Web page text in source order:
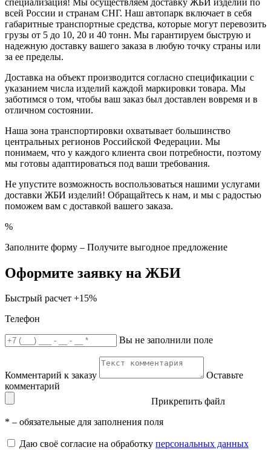
всей России и странам СНГ. Наш автопарк включает в себя
габаритные транспортные средства, которые могут перевозить
грузы от 5 до 10, 20 и 40 тонн. Мы гарантируем быструю и
надежную доставку вашего заказа в любую точку страны или
за ее пределы.
Доставка на объект производится согласно спецификации с
указанием числа изделий каждой маркировки товара. Мы
заботимся о том, чтобы ваш заказ был доставлен вовремя и в
отличном состоянии.
Наша зона транспортировки охватывает большинство
центральных регионов Российской Федерации. Мы
понимаем, что у каждого клиента свои потребности, поэтому
мы готовы адаптироваться под ваши требования.
Не упустите возможность воспользоваться нашими услугами
доставки ЖБИ изделий! Обращайтесь к нам, и мы с радостью
поможем вам с доставкой вашего заказа.
%
Заполните форму – Получите выгодное предложение
Оформите заявку на ЖБИ
Быстрый расчет +15%
Телефон
Вы не заполнили поле
Комментарий к заказу
Оставьте
комментарий
Прикрепить файл
* – обязательные для заполнения поля
Даю своё согласие на обработку персональных данных